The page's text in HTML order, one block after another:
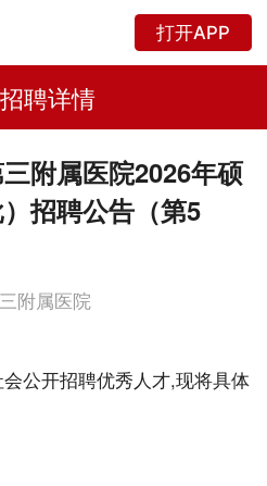
打开APP
招聘详情
附属医院2026年硕
招聘公告（第5
附属医院
公开招聘优秀人才,现将具体